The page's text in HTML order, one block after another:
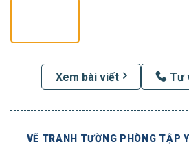
Xem bài viết Tư
VẼ TRANH TƯỜNG PHÒNG TẬP